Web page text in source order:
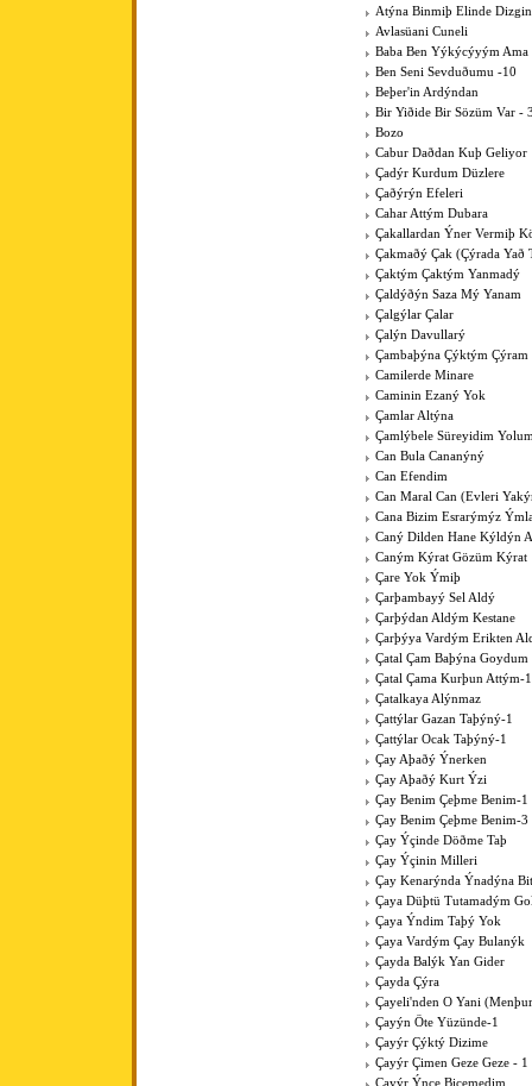
Atýna Binmiþ Elinde
Avlasüani Cuneli
Baba Ben Yýkýcýyým
Ben Seni Sevduðumu -10
Beþer'in Ardýndan
Bir Yiðide Bir Sözüm Var -
Bozo
Cabur Daðdan Kuþ Geliyor
Çadýr Kurdum Düzlere
Çaðýrýn Efeleri
Cahar Attým Dubara
Çakallardan Ýner Vermiþ
Çakmaðý Çak (Çýrada Yað
Çaktým Çaktým Yanmadý
Çaldýðýn Saza Mý Yanam
Çalgýlar Çalar
Çalýn Davullarý
Çambaþýna Çýktým Çýram
Camilerde Minare
Caminin Ezaný Yok
Çamlar Altýna
Çamlýbele Süreyidim
Can Bula Cananýný
Can Efendim
Can Maral Can (Evleri
Cana Bizim Esrarýmýz
Caný Dilden Hane Kýldýn
Caným Kýrat Gözüm Kýrat
Çare Yok Ýmiþ
Çarþambayý Sel Aldý
Çarþýdan Aldým Kestane
Çarþýya Vardým Erikten
Çatal Çam Baþýna Goydum
Çatal Çama Kurþun Attým-1
Çatalkaya Alýnmaz
Çattýlar Gazan Taþýný-1
Çattýlar Ocak Taþýný-1
Çay Aþaðý Ýnerken
Çay Aþaðý Kurt Ýzi
Çay Benim Çeþme Benim-1
Çay Benim Çeþme Benim-3
Çay Ýçinde Döðme Taþ
Çay Ýçinin Milleri
Çay Kenarýnda Ýnadýna
Çaya Düþtü Tutamadým
Çaya Ýndim Taþý Yok
Çaya Vardým Çay Bulanýk
Çayda Balýk Yan Gider
Çayda Çýra
Çayeli'nden O Yani
Çayýn Öte Yüzünde-1
Çayýr Çýktý Dizime
Çayýr Çimen Geze Geze - 1